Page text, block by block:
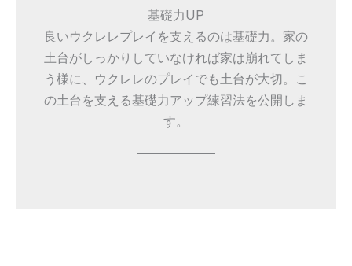
基礎力UP
良いウクレレプレイを支えるのは基礎力。家の
土台がしっかりしていなければ家は崩れてしま
う様に、ウクレレのプレイでも土台が大切。こ
の土台を支える基礎力アップ練習法を公開しま
す。